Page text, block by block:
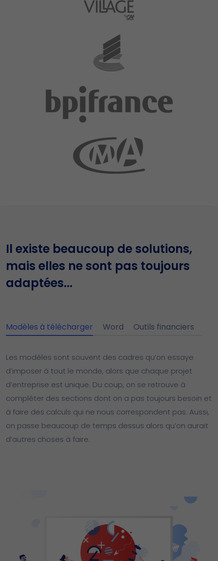
Il existe beaucoup de solutions,
mais elles ne sont pas toujours
adaptées...
Modèles à télécharger Word Outils financiers
Les modèles sont souvent des cadres qu’on essaye
d’imposer à tout le monde, alors que chaque projet
d’entreprise est unique. Du coup, on se retrouve à
compléter des sections dont on a pas toujours besoin et
à faire des calculs qui ne nous correspondent pas. Aussi,
on passe beaucoup de temps dessus alors qu’on aurait
d’autres choses à faire.